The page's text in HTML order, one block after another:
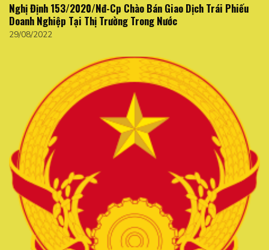
Nghị Định 153/2020/Nđ-Cp Chào Bán Giao Dịch Trái Phiếu
Doanh Nghiệp Tại Thị Trường Trong Nước
29/08/2022